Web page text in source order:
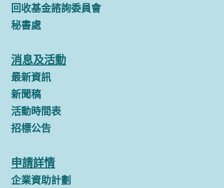
回收基金諮詢委員會
秘書處
消息及活動
最新資訊
新聞稿
活動時間表
招標公告
申請詳情
企業資助計劃